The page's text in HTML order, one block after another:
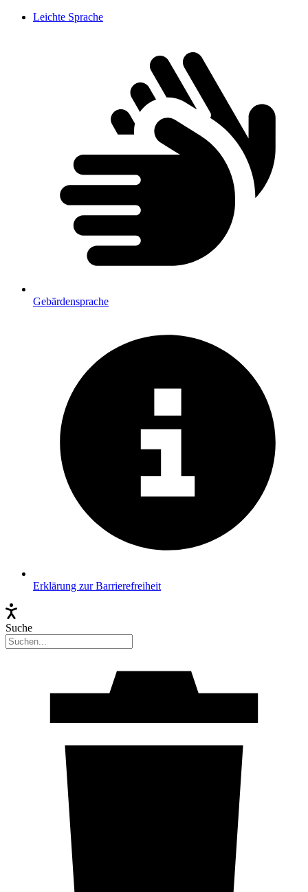
Leichte Sprache
Gebärdensprache
Erklärung zur Barrierefreiheit
Suche